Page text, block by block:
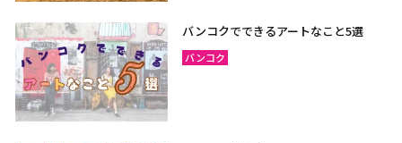
ラヨーン（サメット島）
サケーオ
チャチューンサオ
プラーチーンブリー
サムットプラカーン
バンコクでできるアートなこと5選
バンコク